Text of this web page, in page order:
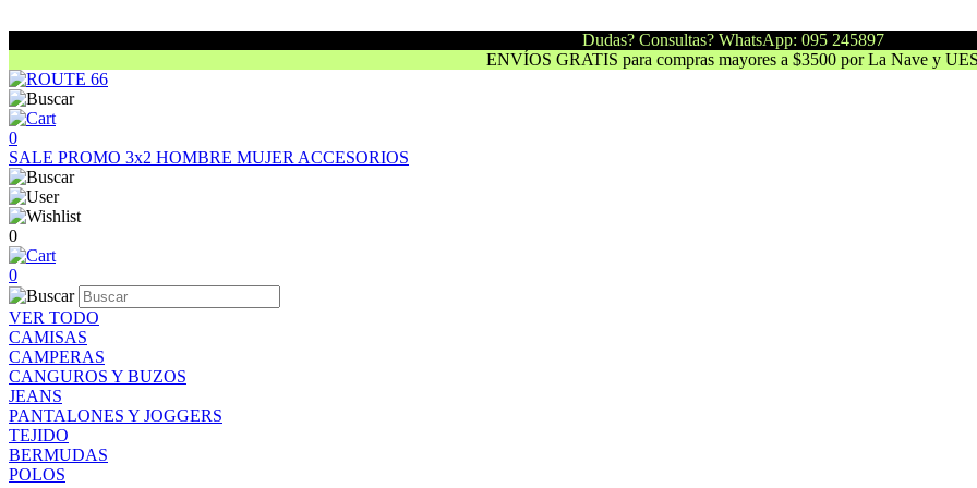
Dudas? Consultas? WhatsApp: 095 245897
ENVÍOS GRATIS para compras mayores a $3500 por La Nave y
0
SALE PROMO 3x2 HOMBRE MUJER ACCESORIOS
0
0
VER TODO
CAMISAS
CAMPERAS
CANGUROS Y BUZOS
JEANS
PANTALONES Y JOGGERS
TEJIDO
BERMUDAS
POLOS